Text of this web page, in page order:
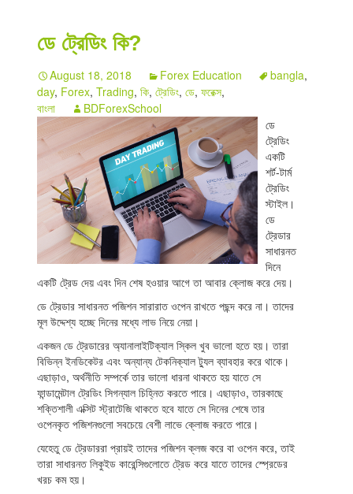
ডে ট্রেডিং কি?
August 18, 2018 Forex Education bangla,
day, Forex,Trading,কি,ট্রেডিং,ডে,ফরেক্স,
বাংলা
BDForexSchool
ডে
ট্রেডিং
একটি
শর্ট-টার্ম
ট্রেডিং
স্টাইল।
ডে
ট্রেডার
সাধারনত
দিনে
একটি ট্রেড দেয় এবং দিন শেষ হওয়ার আগে তা আবার ক্লোজ করে দেয়।
ডে ট্রেডার সাধারনত পজিশন সারারাত ওপেন রাখতে পছন্দ করে না। তাদের
মূল উদ্দেশ্য হচ্ছে দিনের মধ্যে লাভ নিয়ে নেয়া।
একজন ডে ট্রেডারের অ্যানালাইটিক্যাল স্কিল খুব ভালো হতে হয়। তারা
বিভিন্ন ইনডিকেটর এবং অন্যান্য টেকনিক্যাল ট্যুল ব্যাবহার করে থাকে।
এছাড়াও, অর্থনীতি সম্পর্কে তার ভালো ধারনা থাকতে হয় যাতে সে
ফান্ডামেন্টাল ট্রেডিং সিগন্যাল চিহ্নিত করতে পারে। এছাড়াও, তারকাছে
শক্তিশালী এক্সিট স্ট্রাটেজি থাকতে হবে যাতে সে দিনের শেষে তার
ওপেনকৃত পজিশনগুলো সবচেয়ে বেশী লাভে ক্লোজ করতে পারে।
যেহেতু ডে ট্রেডাররা প্রায়ই তাদের পজিশন ক্লজ করে বা ওপেন করে, তাই
তারা সাধারনত লিকুইড কারেন্সিগুলোতে ট্রেড করে যাতে তাদের স্প্রেডের
খরচ কম হয়।